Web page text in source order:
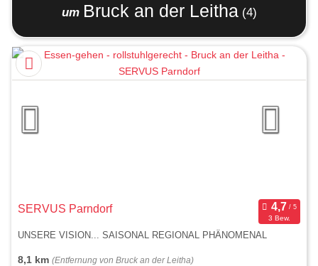
um Bruck an der Leitha (4)
SERVUS Parndorf
3 Bew.
UNSERE VISION... SAISONAL REGIONAL PHÄNOMENAL
8,1 km (Entfernung von Bruck an der Leitha)